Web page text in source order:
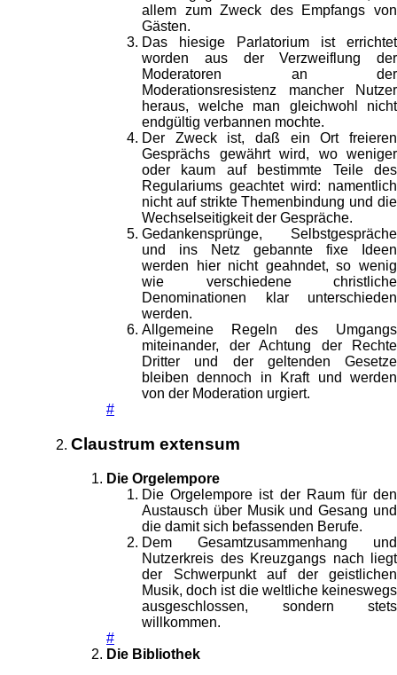
allem zum Zweck des Empfangs von
Gästen.
Das hiesige Parlatorium ist errichtet
worden aus der Verzweiflung der
Moderatoren an der
Moderationsresistenz mancher Nutzer
heraus, welche man gleichwohl nicht
endgültig verbannen mochte.
Der Zweck ist, daß ein Ort freieren
Gesprächs gewährt wird, wo weniger
oder kaum auf bestimmte Teile des
Regulariums geachtet wird: namentlich
nicht auf strikte Themenbindung und die
Wechselseitigkeit der Gespräche.
Gedankensprünge, Selbstgespräche
und ins Netz gebannte fixe Ideen
werden hier nicht geahndet, so wenig
wie verschiedene christliche
Denominationen klar unterschieden
werden.
Allgemeine Regeln des Umgangs
miteinander, der Achtung der Rechte
Dritter und der geltenden Gesetze
bleiben dennoch in Kraft und werden
von der Moderation urgiert.
#
Claustrum extensum
Die Orgelempore
Die Orgelempore ist der Raum für den
Austausch über Musik und Gesang und
die damit sich befassenden Berufe.
Dem Gesamtzusammenhang und
Nutzerkreis des Kreuzgangs nach liegt
der Schwerpunkt auf der geistlichen
Musik, doch ist die weltliche keineswegs
ausgeschlossen, sondern stets
willkommen.
#
Die Bibliothek